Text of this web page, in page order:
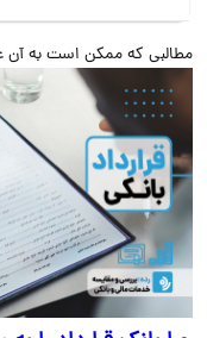
که ممکن است به آن